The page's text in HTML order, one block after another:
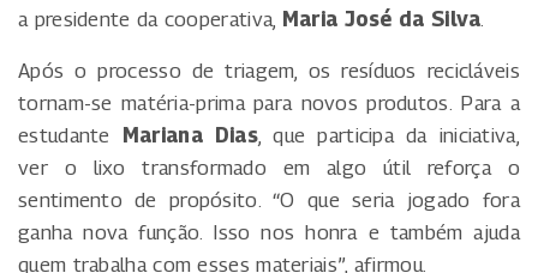
a presidente da cooperativa, Maria José da Silva
Após o processo de triagem, os resíduos recicláveis
tornam-se matéria-prima para novos produtos. Para a
estudante Mariana Dias , que participa da iniciativa,
ver o lixo transformado em algo útil reforça o
sentimento de propósito. “O que seria jogado fora
ganha nova função. Isso nos honra e também ajuda
quem trabalha com esses materiais”, afirmou.